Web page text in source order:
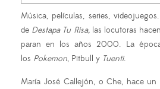
Música, películas, series,
de Destapa Tu Risa,las locutoras
paran en los años 2000. La
los Pokemon, Pitbull y Tuenti.
María José Callejón, o Che, hace un